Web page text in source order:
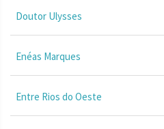
Doutor Ulysses
Enéas Marques
Entre Rios do Oeste